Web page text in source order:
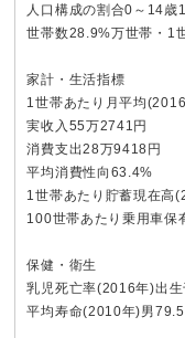
人口構成の割合0～14
世帯数28.9%万世帯・1
家計・生活指標
1世帯あたり月平均
実收入55万2741円
消費支出28万9418円
平均消費性向63.4%
1世帯あたり貯蓄現在高
100世帯あたり乗用車保
保健・衛生
乳児死亡率(2016年)出生
平均寿命(2010年)男